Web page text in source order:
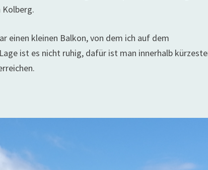
Kolberg.
einen kleinen Balkon, von dem ich auf dem
ist es nicht ruhig, dafür ist man innerhalb